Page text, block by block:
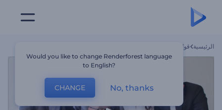
الرئيسية قوالب
Would you like to change Renderforest language
to English?
CHANGE No, thanks